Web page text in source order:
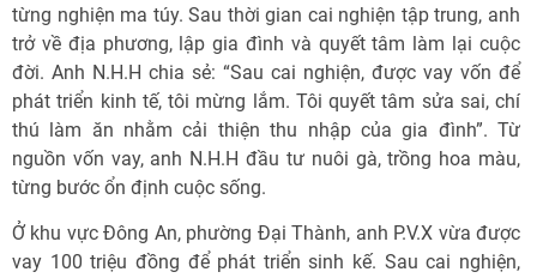
từng nghiện ma túy. Sau thời gian cai nghiện tập trung, anh
trở về địa phương, lập gia đình và quyết tâm làm lại cuộc
đời. Anh N.H.H chia sẻ: “Sau cai nghiện, được vay vốn để
phát triển kinh tế, tôi mừng lắm. Tôi quyết tâm sửa sai, chí
thú làm ăn nhằm cải thiện thu nhập của gia đình”. Từ
nguồn vốn vay, anh N.H.H đầu tư nuôi gà, trồng hoa màu,
từng bước ổn định cuộc sống.
Ở khu vực Đông An, phường Đại Thành, anh P.V.X vừa được
vay 100 triệu đồng để phát triển sinh kế. Sau cai nghiện,